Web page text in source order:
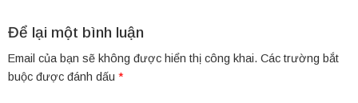
Để lại một bình luận
Email của bạn sẽ không được hiển thị công khai. Các trường bắt
buộc được đánh dấu *